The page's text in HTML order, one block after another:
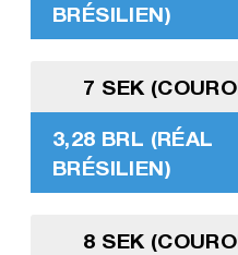
BRÉSILIEN)
7 SEK
3,28 BRL (RÉAL
BRÉSILIEN)
8 SEK